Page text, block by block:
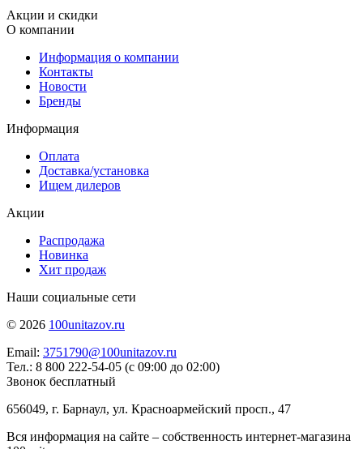
Акции и скидки
О компании
Информация о компании
Контакты
Новости
Бренды
Информация
Оплата
Доставка/установка
Ищем дилеров
Акции
Распродажа
Новинка
Хит продаж
Наши социальные сети
© 2026 100unitazov.ru
Email: 3751790@100unitazov.ru
Тел.: 8 800 222-54-05 (с 09:00 до 02:00)
Звонок бесплатный
656049, г. Барнаул, ул. Красноармейский просп., 47
Вся информация на сайте – собственность интернет-магазина